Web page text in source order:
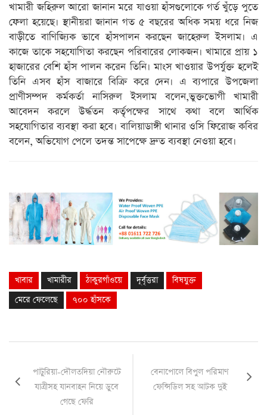
খামারী জহিরুল আরো জানান মরে যাওয়া হাঁসগুলোকে গর্ত খুঁড়ে পুতে
ফেলা হয়েছে। স্থানীয়রা জানান গত ৫ বছরের অধিক সময় ধরে নিজ
বাড়ীতে বাণিজ্যিক ভাবে হাঁসপালন করছেন জাহেরুল ইসলাম। এ
কাজে তাকে সহযোগিতা করছেন পরিবারের লোকজন। খামারে প্রায় ১
হাজারের বেশি হাঁস পালন করেন তিনি। মাংস খাওয়ার উপর্যুক্ত হলেই
তিনি এসব হাঁস বাজারে বিক্রি করে দেন। এ ব্যপারে উপজেলা
প্রাণীসম্পদ কর্মকর্তা নাসিরুল ইসলাম বলেন,ভুক্তভোগী খামারী
আবেদন করলে উর্দ্ধতন কর্তৃপক্ষের সাথে কথা বলে আর্থিক
সহযোগিতার ব্যবস্থা করা হবে। বালিয়াডাঙ্গী থানার ওসি ফিরোজ কবির
বলেন, অভিযোগ পেলে তদন্ত সাপেক্ষে দ্রুত ব্যবস্থা নেওয়া হবে।
খাবার খামারীর ঠাকুরগাঁওয়ে দূর্বৃত্তরা
বিষযুক্ত
মেরে ফেলেছে
৭০০ হাঁসকে
পাটুরিয়া-দৌলতদিয়া নৌরুটে
যাত্রীসহ যানবাহন নিয়ে ডুবে
গেছে ফেরি
বেনাপোলে বিপুল পরিমাণ
ফেন্সিডিল সহ আটক দুই